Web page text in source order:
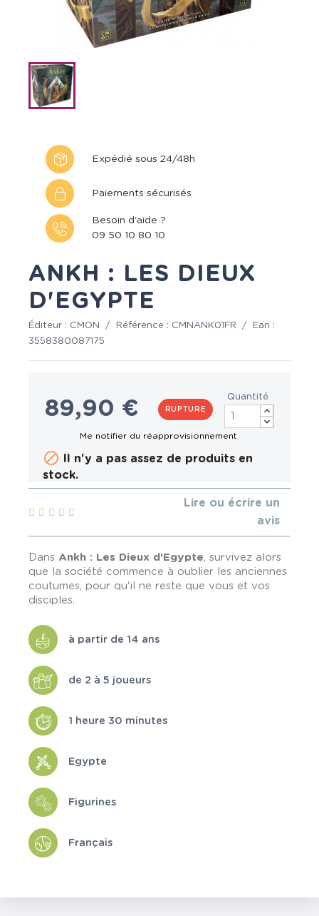
Expédié sous 24/48h
Paiements sécurisés
Besoin d'aide ?
09 50 10 80 10
ANKH : LES DIEUX
D'EGYPTE
Éditeur : CMON / Référence : CMNANK01FR /
Ean :
3558380087175
89,90 € RUPTURE
Quantité
 Il n'y a pas assez de produits en
stock.
Lire ou écrire un
avis
Dans Ankh : Les Dieux d'Egypte, survivez alors
que la société commence à oublier les anciennes
coutumes, pour qu'il ne reste que vous et vos
disciples.
à partir de 14 ans
de 2 à 5 joueurs
1 heure 30 minutes
Egypte
Figurines
Français